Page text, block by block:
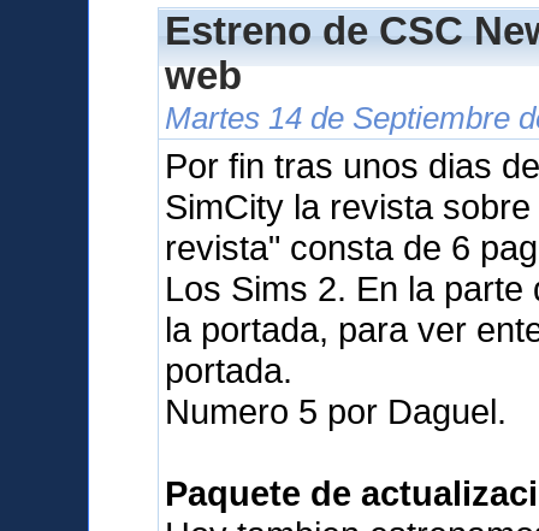
Estreno de CSC
web
Martes 14 de Septiembre
Por fin tras unos dias
SimCity la revista
revista" consta de 6
Los Sims 2. En la
la portada, para ver
portada.
Numero 5 por Daguel.
Paquete de